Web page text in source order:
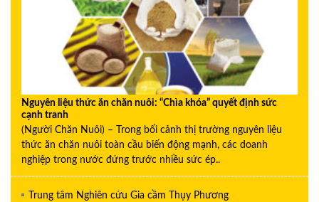
Nguyên liệu thức ăn chăn nuôi: “Chìa khóa” quyết định sức
cạnh tranh
(Người Chăn Nuôi) – Trong bối cảnh thị trường nguyên liệu
thức ăn chăn nuôi toàn cầu biến động mạnh, các doanh
nghiệp trong nước đứng trước nhiều sức ép..
Trung tâm Nghiên cứu Gia cầm Thụy Phương